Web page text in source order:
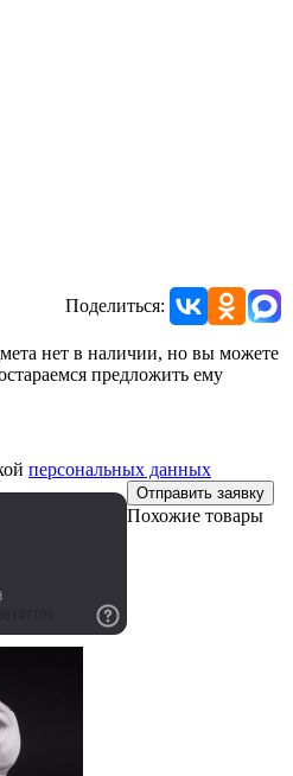
Поделиться:
нет в наличии, но вы можете
предложить ему
персональных данных
Отправить заявку
Похожие товары